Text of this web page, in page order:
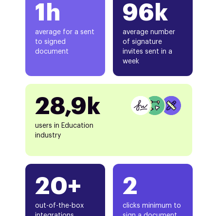
1h
average for a sent
to signed
document
20+
out-of-the-box
96k
average number
of signature
invites sent in a
week
28,9k
users in Education
industry
2
clicks minimum to